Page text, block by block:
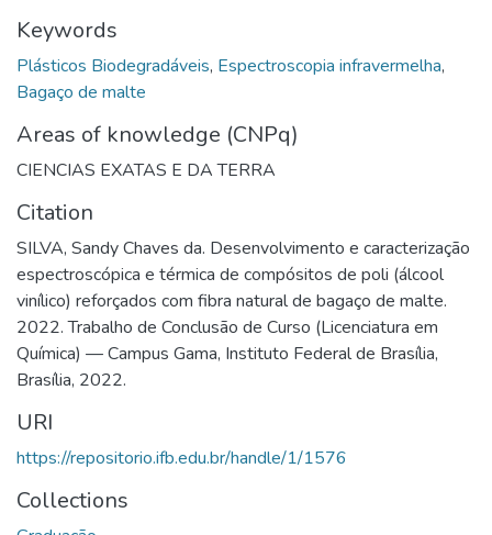
Keywords
Plásticos Biodegradáveis, Espectroscopia infravermelha,
Bagaço de malte
Areas of knowledge (CNPq)
CIENCIAS EXATAS E DA TERRA
Citation
SILVA, Sandy Chaves da. Desenvolvimento e caracterização
espectroscópica e térmica de compósitos de poli (álcool
vinílico) reforçados com fibra natural de bagaço de malte.
2022. Trabalho de Conclusão de Curso (Licenciatura em
Química) — Campus Gama, Instituto Federal de Brasília,
Brasília, 2022.
URI
https://repositorio.ifb.edu.br/handle/1/1576
Collections